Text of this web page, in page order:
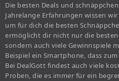
Die besten Deals und
Jahrelange Erfahrungen wissen
um für dich die besten
ermöglicht dir nicht nur die besten
sondern auch viele Gewinnspiele
Beispiel ein Smartphone, dass
Bei DealGott findest auch viele
Proben, die es immer für ein